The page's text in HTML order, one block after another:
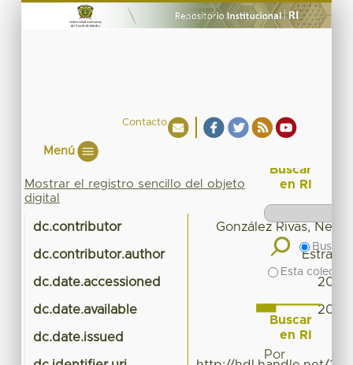
Contacto
Menú
Mostrar el registro sencillo del objeto
digital
dc.contributor González Rivas, Nelly
dc.contributor.author Estrada
dc.date.accessioned
dc.date.available
dc.date.issued
Buscar
en RI
Buscar
Esta
Buscar
en RI
Por